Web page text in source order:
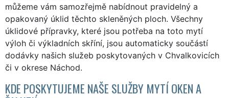
můžeme vám samozřejmě nabídnout pravidelný a
opakovaný úklid těchto skleněných ploch. Všechny
úklidové přípravky, které jsou potřeba na toto mytí
výloh či výkladních skříní, jsou automaticky součástí
dodávky našich služeb poskytovaných v Chvalkovicích
či v okrese Náchod.
KDE POSKYTUJEME NAŠE SLUŽBY MYTÍ OKEN A